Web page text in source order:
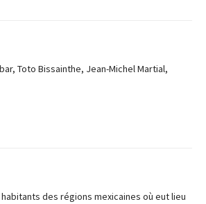
Toto Bissainthe, Jean-Michel Martial,
des régions mexicaines où eut lieu